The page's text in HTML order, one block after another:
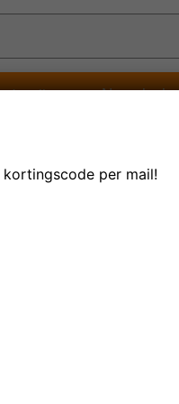
wijnen Non-
kortingscode per mail!